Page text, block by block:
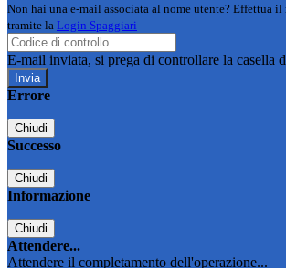
Non hai una e-mail associata al nome utente? Effettua il
tramite la Login Spaggiari
E-mail inviata, si prega di controllare la casella
Errore
Chiudi
Successo
Chiudi
Informazione
Chiudi
Attendere...
Attendere il completamento dell'operazione...